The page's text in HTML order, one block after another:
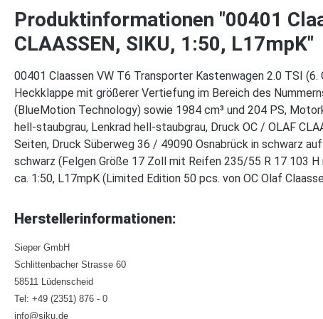
Produktinformationen "00401
CLAASSEN, SIKU, 1:50, L17mpK"
00401 Claassen VW T6 Transporter Kastenwagen 2.0 TSI
Heckklappe mit größerer Vertiefung im Bereich des
(BlueMotion Technology) sowie 1984 cm³ und 204 PS,
hell-staubgrau, Lenkrad hell-staubgrau, Druck OC / OLAF
Seiten, Druck Süberweg 36 / 49090 Osnabrück in schwarz
schwarz (Felgen Größe 17 Zoll mit Reifen 235/55 R 17 103
ca. 1:50, L17mpK (Limited Edition 50 pcs. von OC Olaf
Herstellerinformationen:
Sieper GmbH
Schlittenbacher Strasse 60
58511 Lüdenscheid
Tel: +49 (2351) 876 - 0
info@siku.de